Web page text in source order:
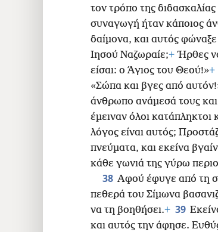
τον τρόπο της διδασκαλίας
συναγωγή ήταν κάποιος
δαίμονα, και αυτός
Ιησού Ναζωραίε;+ Ήρθες
είσαι: ο Άγιος του Θεού!»+
«Σώπα και βγες από
άνθρωπο ανάμεσά τους
έμειναν όλοι κατάπληκτοι
λόγος είναι αυτός;
πνεύματα, και εκείνα
κάθε γωνιά της γύρω
38 Αφού έφυγε από τη
πεθερά του Σίμωνα
να τη βοηθήσει.+ 39
και αυτός την άφησε.